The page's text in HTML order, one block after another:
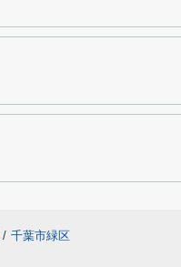
/ 千葉市緑区